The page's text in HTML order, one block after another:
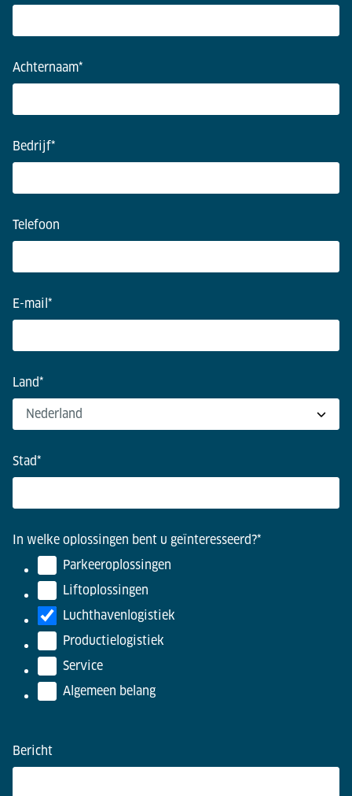
Achternaam*
Bedrijf*
Telefoon
E-mail *
Land*
Stad*
In welke oplossingen bent u geïnteresseerd?*
Parkeeroplossingen
Liftoplossingen
Luchthavenlogistiek
Productielogistiek
Service
Algemeen belang
Bericht